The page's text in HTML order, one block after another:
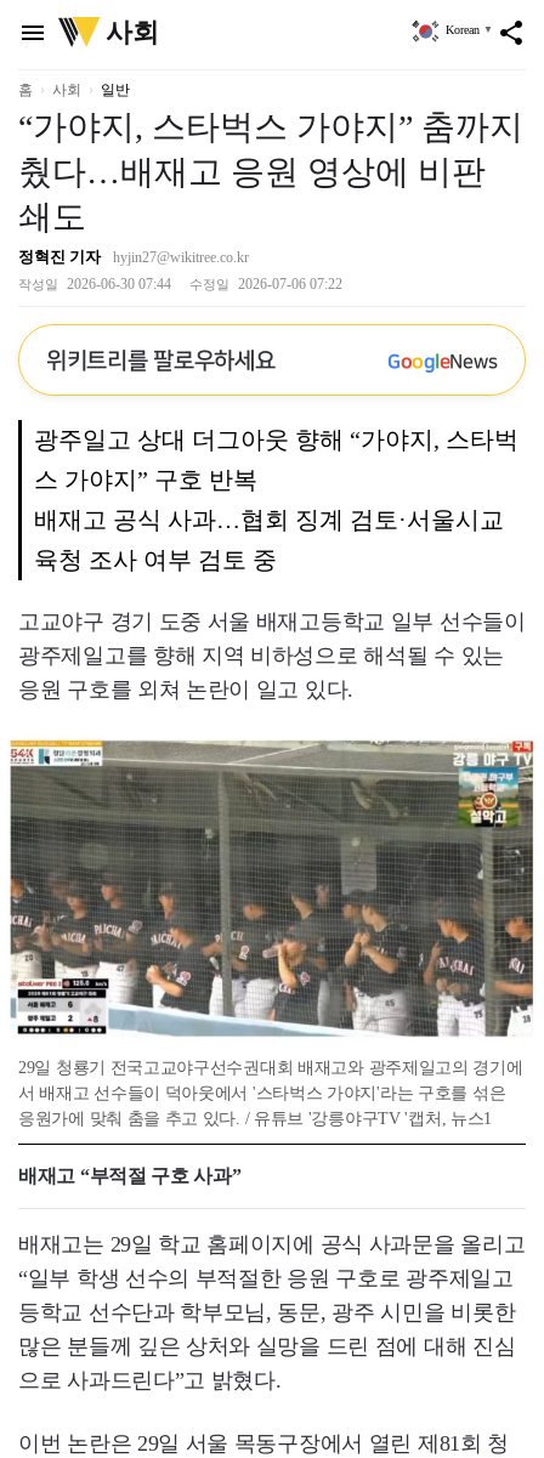
menu
위
키
리
사회 share
Korean ▼
홈 사회 일반
“가야지, 스타벅스 가야지” 춤까지
췄다…배재고 응원 영상에 비판
쇄도
정혁진 기자 hyjin27@wikitree.co.kr
작성일 2026-06-30 07:44 수정일 2026-07-06 07:22
위키트리를 팔로우하세요 GoogleNews
광주일고 상대 더그아웃 향해 “가야지, 스타벅
스 가야지” 구호 반복
배재고 공식 사과…협회 징계 검토·서울시교
육청 조사 여부 검토 중
고교야구 경기 도중 서울 배재고등학교 일부 선수들이
광주제일고를 향해 지역 비하성으로 해석될 수 있는
응원 구호를 외쳐 논란이 일고 있다.
29일 청룡기 전국고교야구선수권대회 배재고와 광주제일고의 경기에
서 배재고 선수들이 덕아웃에서 '스타벅스 가야지'라는 구호를 섞은
응원가에 맞춰 춤을 추고 있다. / 유튜브 '강릉야구TV '캡처, 뉴스1
배재고 “부적절 구호 사과”
배재고는 29일 학교 홈페이지에 공식 사과문을 올리고
“일부 학생 선수의 부적절한 응원 구호로 광주제일고
등학교 선수단과 학부모님, 동문, 광주 시민을 비롯한
많은 분들께 깊은 상처와 실망을 드린 점에 대해 진심
으로 사과드린다”고 밝혔다.
이번 논란은 29일 서울 목동구장에서 열린 제81회 청